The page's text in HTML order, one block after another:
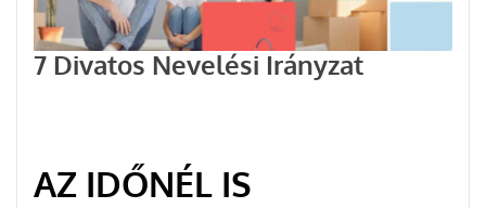
7 Divatos Nevelési Irányzat
AZ IDŐNÉL IS